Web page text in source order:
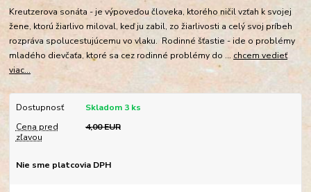
Kreutzerova sonáta - je výpoveďou človeka, ktorého ničil vzťah k svojej
žene, ktorú žiarlivo miloval, keď ju zabil, zo žiarlivosti a celý svoj príbeh
rozpráva spolucestujúcemu vo vlaku. Rodinné šťastie - ide o problémy
mladého dievčaťa, ktoré sa cez rodinné problémy do ... chcem vedieť
viac...
Dostupnosť
Skladom 3 ks
Cena pred
zľavou
4,00 EUR
Nie sme platcovia DPH